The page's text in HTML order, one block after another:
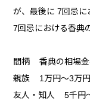
が、最後に 7回忌に
7回忌における香典
間柄 香典の相場
親族 1万円～3万円
友人・知人 5千円